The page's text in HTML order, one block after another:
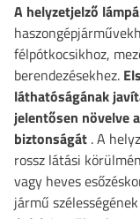
A helyzetjelző
félpótkocsikhoz,
berendezésekhez.
láthatóságának
jelentősen növelve
biztonságát . A
rossz látási
vagy heves
jármű